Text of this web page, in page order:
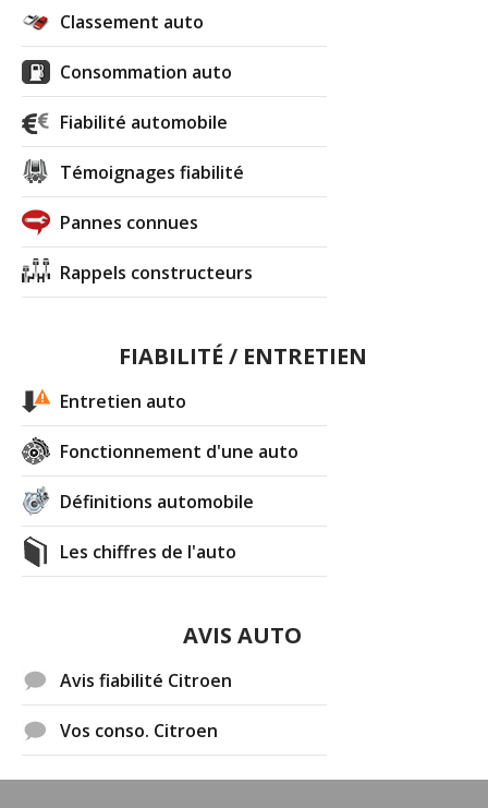
Classement auto
Consommation auto
Fiabilité automobile
Témoignages fiabilité
Pannes connues
Rappels constructeurs
FIABILITÉ / ENTRETIEN
Entretien auto
Fonctionnement d'une auto
Définitions automobile
Les chiffres de l'auto
AVIS AUTO
Avis fiabilité Citroen
Vos conso. Citroen